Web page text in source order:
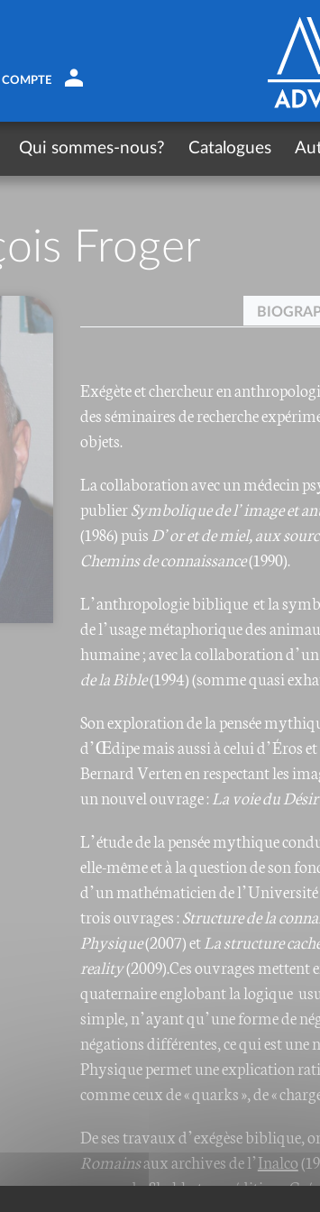
Froger
Exégète et chercheur en
des séminaires de recherche
objets.
La collaboration avec un médecin
publierSymbolique de l’image et
(1986) puis D’or et de miel, aux
Chemins de connaissance(1990).
L’anthropologie biblique et la
de l’usage métaphorique des
humaine ; avec la collaboration
de la Bible(1994) (somme quasi
Son exploration de la pensée
d’Œdipe mais aussi à celui d’Éros
Bernard Verten en respectant les
un nouvel ouvrage : La voie du
L’étude de la pensée mythique
elle-même et à la question de son
d’un mathématicien de
trois ouvrages :Structure de la
Physique(2007) etLa structure
reality(2009).Ces ouvrages mettent
quaternaire englobant la logique
simple, n’ayant qu’une forme de
négations différentes, ce qui est une
Physique permet une explication
comme ceux de « quarks », de «
De ses travaux d’exégèse biblique,
Romainsaux archives de l’Inalco
propos du Shabbat aux éditions
COMPTE
Qui sommes-nous? Catalogues